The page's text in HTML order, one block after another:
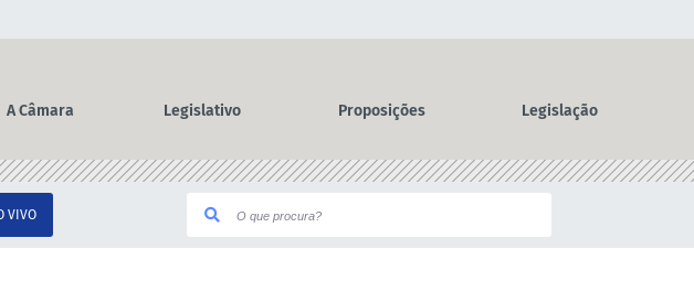
A Câmara Legislativo Proposições Legislação
VIVO